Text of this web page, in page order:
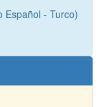
Español - Turco)